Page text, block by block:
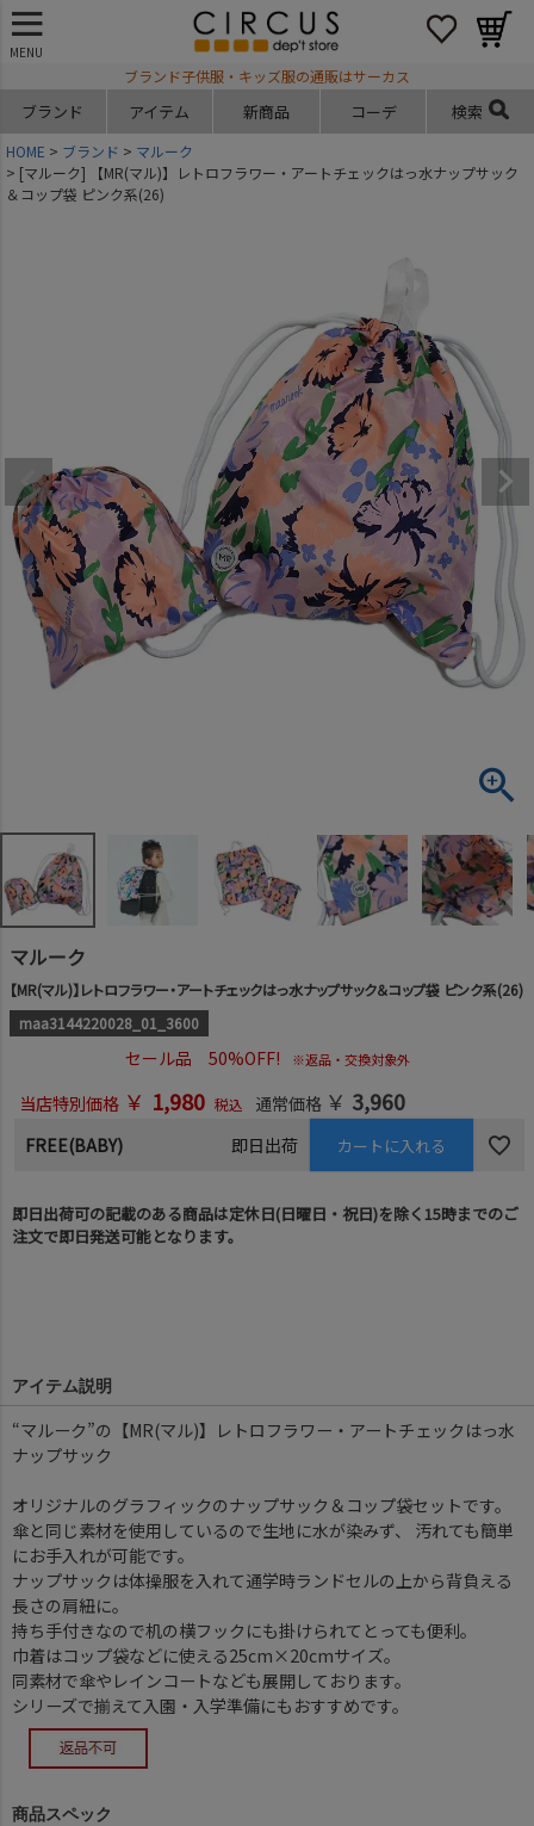
MENU
ブランド子供服・キッズ服の通販はサーカス
ブランド アイテム 新商品 コーデ 検索
HOME ブランド
マルーク
[マルーク] 【MR(マル)】レトロフラワー・アートチェックはっ水ナップサック
＆コップ袋 ピンク系(26)
マルーク
【MR(マル)】レトロフラワー・アートチェックはっ水ナップサック＆コップ袋 ピンク系(26)
maa3144220028_01_3600
セール品 50%OFF! ※返品・交換対象外
当店特別価格 ￥ 1,980 税込 通常価格 ￥ 3,960
FREE(BABY) 即日出荷 カートに入れる
即日出荷可の記載のある商品は定休日(日曜日・祝日)を除く15時までのご
注文で即日発送可能となります。
アイテム説明
“マルーク”の【MR(マル)】レトロフラワー・アートチェックはっ水
ナップサック
オリジナルのグラフィックのナップサック＆コップ袋セットです。
傘と同じ素材を使用しているので生地に水が染みず、 汚れても簡単
にお手入れが可能です。
ナップサックは体操服を入れて通学時ランドセルの上から背負える
長さの肩紐に。
持ち手付きなので机の横フックにも掛けられてとっても便利。
巾着はコップ袋などに使える25cm×20cmサイズ。
同素材で傘やレインコートなども展開しております。
シリーズで揃えて入園・入学準備にもおすすめです。
商品スペック